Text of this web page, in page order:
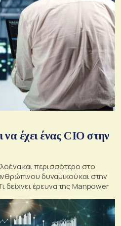
να έχει ένας CIO στην
και περισσότερο στο
δυναμικού και στην
δείχνει έρευνα της Manpower